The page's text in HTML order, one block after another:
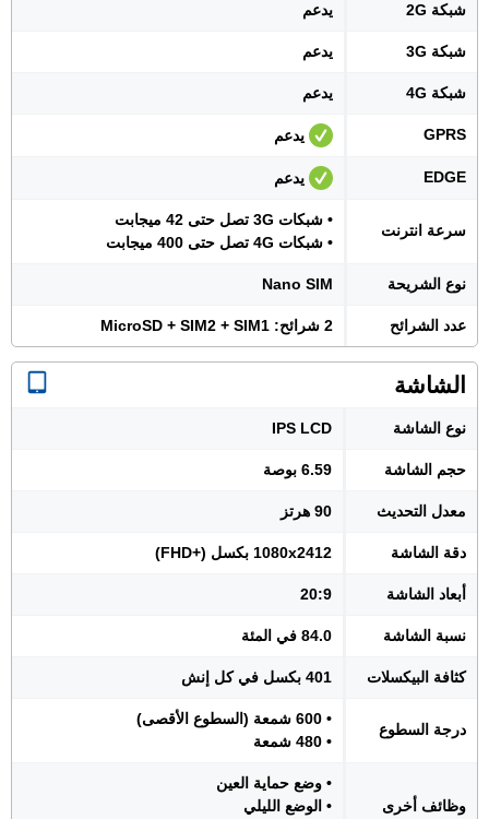
شبكة 2G يدعم
شبكة 3G يدعم
شبكة 4G يدعم
GPRS يدعم
EDGE يدعم
سرعة انترنت
• شبكات 3G تصل حتى 42 ميجابت
• شبكات 4G تصل حتى 400 ميجابت
نوع الشريحة Nano SIM
عدد الشرائح 2 شرائح: MicroSD + SIM2 + SIM1
الشاشة
نوع الشاشة IPS LCD
حجم الشاشة 6.59 بوصة
معدل التحديث 90 هرتز
دقة الشاشة 1080x2412 بكسل (+FHD)
أبعاد الشاشة 20:9
نسبة الشاشة 84.0 في المئة
كثافة البيكسلات 401 بكسل في كل إنش
درجة السطوع
• 600 شمعة (السطوع الأقصى)
• 480 شمعة
وظائف أخرى
• وضع حماية العين
• الوضع الليلي